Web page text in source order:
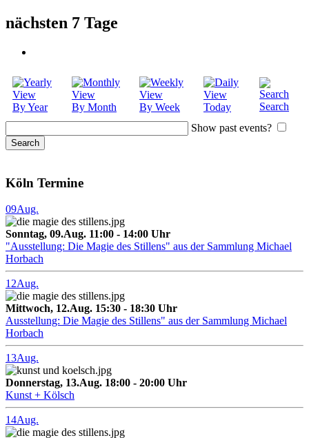
nächsten 7 Tage
By Year By Month By Week Today
Search
Show past events?
Köln Termine
09Aug.
Sonntag, 09.Aug. 11:00 - 14:00 Uhr
"Ausstellung: Die Magie des Stillens" aus der Sammlung Michael
Horbach
12Aug.
Mittwoch, 12.Aug. 15:30 - 18:30 Uhr
Ausstellung: Die Magie des Stillens" aus der Sammlung Michael
Horbach
13Aug.
Donnerstag, 13.Aug. 18:00 - 20:00 Uhr
Kunst + Kölsch
14Aug.